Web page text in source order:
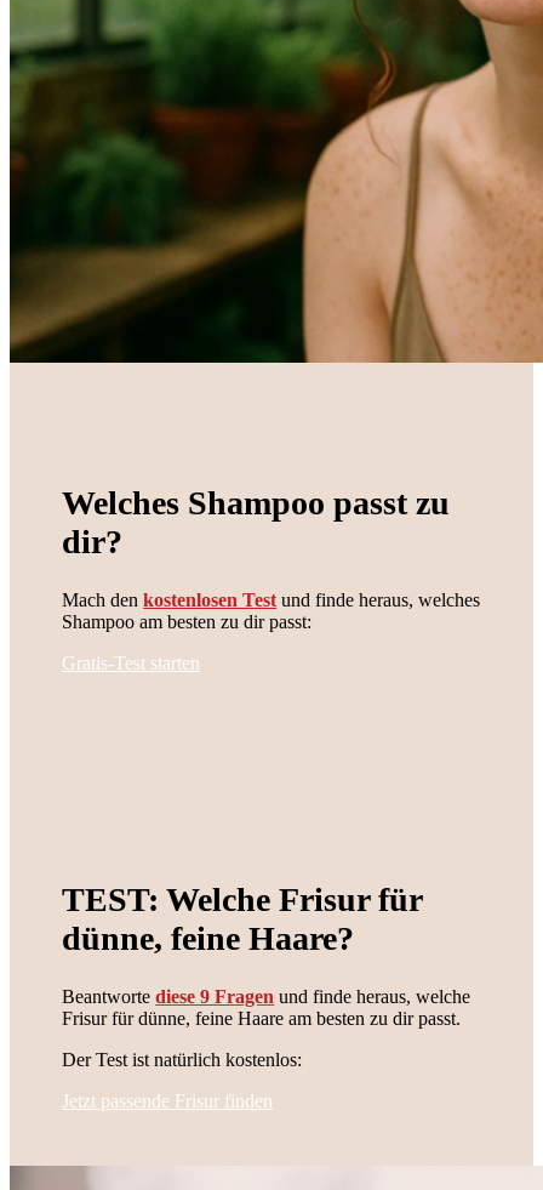
Welches Shampoo passt zu
dir?
Mach denkostenlosen Testund finde heraus, welches
Shampoo am besten zu dir passt:
Gratis-Test starten
TEST: Welche Frisur für
dünne, feine Haare?
Beantwortediese 9 Fragen und finde heraus, welche
Frisur für dünne, feine Haare am besten zu dir passt.
Der Test ist natürlich kostenlos:
Jetzt passende Frisur finden